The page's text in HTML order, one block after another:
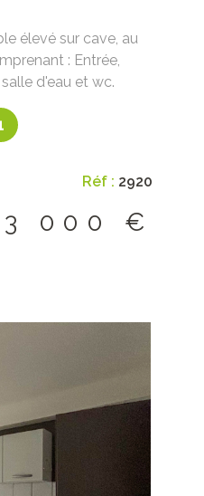
élevé sur cave, au
: Entrée,
d'eau et wc.
est exposé sont
Prix :
charge de
Réf : 2920
000 €